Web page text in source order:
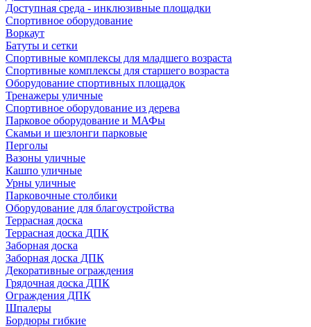
Доступная среда - инклюзивные площадки
Спортивное оборудование
Воркаут
Батуты и сетки
Спортивные комплексы для младшего возраста
Спортивные комплексы для старшего возраста
Оборудование спортивных площадок
Тренажеры уличные
Спортивное оборудование из дерева
Парковое оборудование и МАФы
Скамьи и шезлонги парковые
Перголы
Вазоны уличные
Кашпо уличные
Урны уличные
Парковочные столбики
Оборудование для благоустройства
Террасная доска
Террасная доска ДПК
Заборная доска
Заборная доска ДПК
Декоративные ограждения
Грядочная доска ДПК
Ограждения ДПК
Шпалеры
Бордюры гибкие